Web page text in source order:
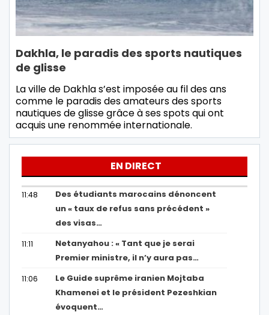
Dakhla, le paradis des sports nautiques
de glisse
La ville de Dakhla s’est imposée au fil des ans
comme le paradis des amateurs des sports
nautiques de glisse grâce à ses spots qui ont
acquis une renommée internationale.
EN DIRECT
11:48
Des étudiants marocains dénoncent
un « taux de refus sans précédent »
des visas…
11:11
Netanyahou : « Tant que je serai
Premier ministre, il n’y aura pas…
11:06
Le Guide suprême iranien Mojtaba
Khamenei et le président Pezeshkian
évoquent…